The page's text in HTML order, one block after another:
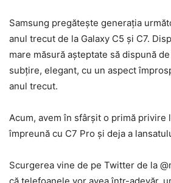
Samsung pregătește generația
anul trecut de la Galaxy C5 și C7.
mare măsură așteptate să dispună
subțire, elegant, cu un aspect
anul trecut.
Acum, avem în sfârșit o primă privire
împreună cu C7 Pro și deja a
Scurgerea vine de pe Twitter de la